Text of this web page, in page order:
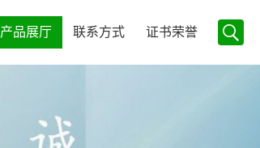
产品展厅 联系方式 证书荣誉